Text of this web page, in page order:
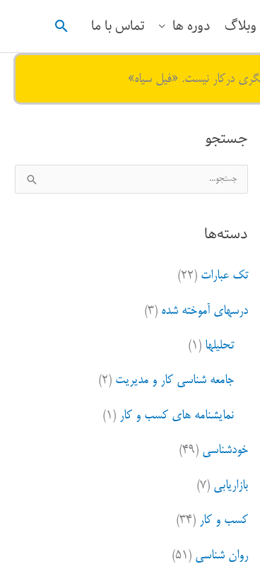
وبلاگ دوره ها تماس با ما جستجو
درکار نیست. «فیل سیاه»
جستجو
س
ج
ب
دسته‌ها
تک عبارات (۲۲)
درسهای آموخته شده (۳)
تحلیلها (۱)
جامعه شناسی کار و مدیریت (۲)
نمایشنامه های کسب و کار (۱)
خودشناسی (۴۹)
بازاریابی (۷)
کسب و کار (۳۴)
روان شناسی (۵۱)